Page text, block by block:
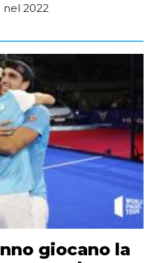
2022
giocano la